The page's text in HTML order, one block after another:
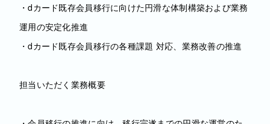
・dカード既存会員移行に向けた円滑な体制構築および業務
運用の安定化推進
・dカード既存会員移行の各種課題 対応、業務改善の推進
担当いただく業務概要